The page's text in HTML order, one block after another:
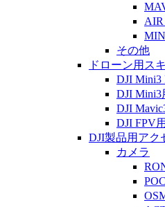
その他
ドローン用ス
DJI Mini3
DJI Mini3
DJI
DJI FPV用
DJI製品用アク
カメラ